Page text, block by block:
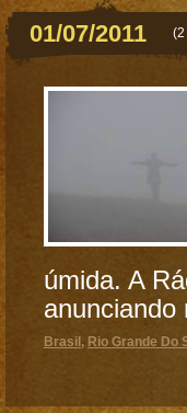
01/07/2011 (2
úmida. A
anunciando
Brasil , Rio Grande Do